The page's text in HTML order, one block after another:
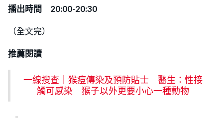
播出時間 20:00-20:30
（全文完）
推薦閱讀
一線搜查｜猴痘傳染及預防貼士 醫生：性接
觸可感染 猴子以外更要小心一種動物